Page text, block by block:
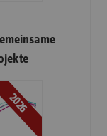
2026